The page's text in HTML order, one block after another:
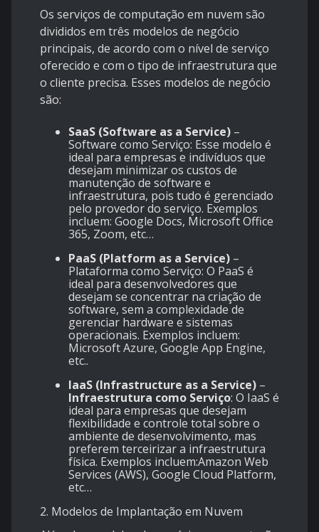
Os serviços de computação em nuvem são
divididos em três modelos de negócio
principais, de acordo com o nível de serviço
oferecido e com o tipo de infraestrutura que
o cliente precisa. Esses modelos de negócio
são:
SaaS (Software as a Service) –
Software como Serviço: Esse modelo é
ideal para empresas e indivíduos que
desejam minimizar os custos de
manutenção de software e
infraestrutura, pois tudo é gerenciado
pelo provedor do serviço. Exemplos
incluem: Google Docs, Microsoft Office
365, Zoom, etc…
PaaS (Platform as a Service) –
Plataforma como Serviço: O PaaS é
ideal para desenvolvedores que
desejam se concentrar na criação de
software, sem a complexidade de
gerenciar hardware e sistemas
operacionais. Exemplos incluem:
Microsoft Azure, Google App Engine,
etc..
IaaS (Infrastructure as a Service) –
Infraestrutura como Serviço: O IaaS é
ideal para empresas que desejam
flexibilidade e controle total sobre o
ambiente de desenvolvimento, mas
preferem terceirizar a infraestrutura
física. Exemplos incluem:Amazon Web
Services (AWS), Google Cloud Platform,
etc…
2. Modelos de Implantação em Nuvem